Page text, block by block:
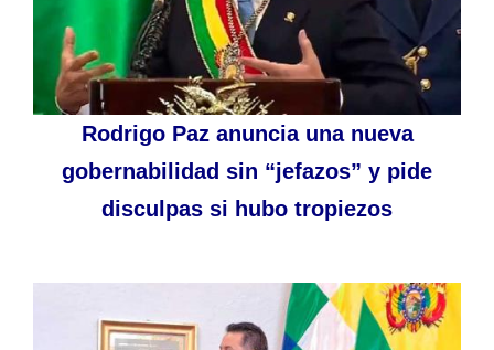
Rodrigo Paz anuncia una nueva
gobernabilidad sin “jefazos” y pide
disculpas si hubo tropiezos